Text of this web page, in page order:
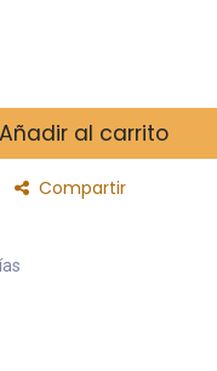
Añadir al carrito
Compartir